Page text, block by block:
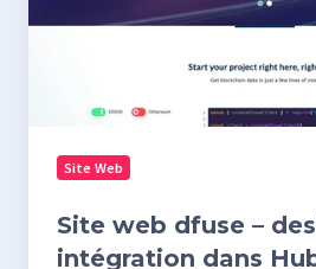
Site Web
Site web dfuse –
intégration dans